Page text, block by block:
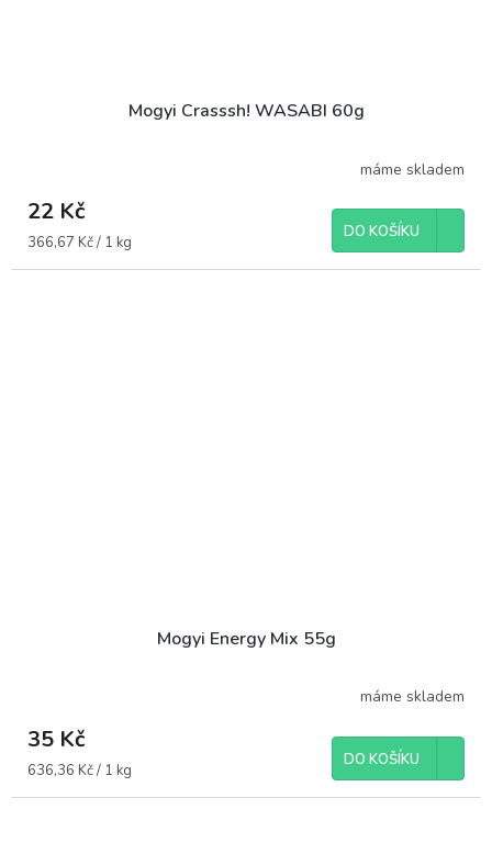
Mogyi Crasssh! WASABI 60g
máme skladem
22 Kč
Měrná
366,67 Kč / 1 kg
DO KOŠÍKU
Mogyi Energy Mix 55g
máme skladem
35 Kč
Měrná
636,36 Kč / 1 kg
DO KOŠÍKU